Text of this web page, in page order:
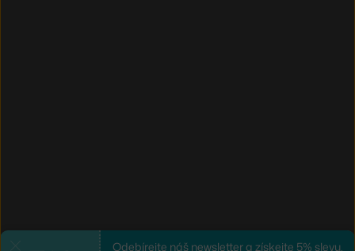
Odebírejte náš newsletter a získejte 5% slevu.